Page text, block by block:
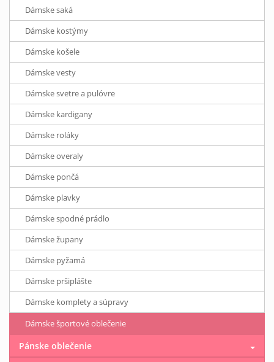
Dámske saká
Dámske kostýmy
Dámske košele
Dámske vesty
Dámske svetre a pulóvre
Dámske kardigany
Dámske roláky
Dámske overaly
Dámske pončá
Dámske plavky
Dámske spodné prádlo
Dámske župany
Dámske pyžamá
Dámske pršiplášte
Dámske komplety a súpravy
Dámske športové oblečenie
Pánske oblečenie